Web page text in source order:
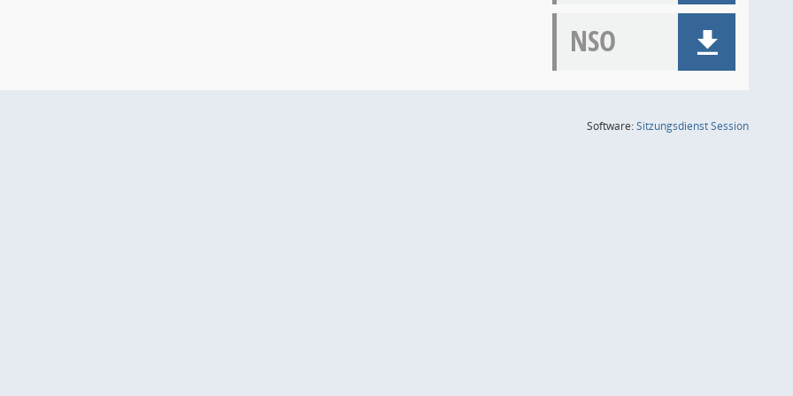
NSO
Software:SitzungsdienstSession(Wird in